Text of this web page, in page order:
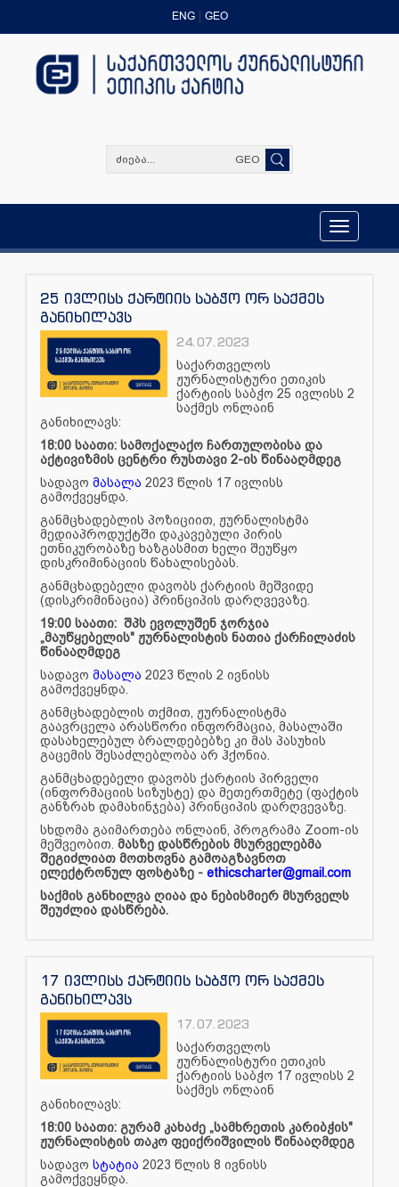
ENG GEO
GEO
Toggle
navigation
25 ივლისს ქარტიის საბჭო ორ საქმეს
განიხილავს
24.07.2023
საქართველოს
ჟურნალისტური ეთიკის
ქარტიის საბჭო 25 ივლისს 2
საქმეს ონლაინ
განიხილავს:
18:00 საათი: სამოქალაქო ჩართულობისა და
აქტივიზმის ცენტრი რუსთავი 2-ის წინააღმდეგ
სადავო მასალა 2023 წლის 17 ივლისს
გამოქვეყნდა.
განმცხადებლის პოზიციით, ჟურნალისტმა
მედიაპროდუქტში დაკავებული პირის
ეთნიკურობაზე ხაზგასმით ხელი შეუწყო
დისკრიმინაციის წახალისებას.
განმცხადებელი დავობს ქარტიის მეშვიდე
(დისკრიმინაცია) პრინციპის დარღვევაზე.
19:00 საათი: შპს ევოლუშენ ჯორჯია
„მაუწყებელის" ჟურნალისტის ნათია ქარჩილაძის
წინააღმდეგ
სადავო მასალა 2023 წლის 2 ივნისს
გამოქვეყნდა.
განმცხადებლის თქმით, ჟურნალისტმა
გაავრცელა არასწორი ინფორმაცია, მასალაში
დასახელებულ ბრალდებებზე კი მას პასუხის
გაცემის შესაძლებლობა არ ჰქონია.
განმცხადებელი დავობს ქარტიის პირველი
(ინფორმაციის სიზუსტე) და მეთერთმეტე (ფაქტის
განზრახ დამახინჯება) პრინციპის დარღვევაზე.
სხდომა გაიმართება ონლაინ, პროგრამა Zoom-ის
მეშვეობით. მასზე დასწრების მსურველებმა
შეგიძლიათ მოთხოვნა გამოაგზავნოთ
ელექტრონულ ფოსტაზე - ethicscharter@gmail.com
საქმის განხილვა ღიაა და ნებისმიერ მსურველს
შეუძლია დასწრება.
17 ივლისს ქარტიის საბჭო ორ საქმეს
განიხილავს
17.07.2023
საქართველოს
ჟურნალისტური ეთიკის
ქარტიის საბჭო 17 ივლისს 2
საქმეს ონლაინ
განიხილავს:
18:00 საათი: გურამ კახაძე „სამხრეთის კარიბჭის"
ჟურნალისტის თაკო ფეიქრიშვილის წინააღმდეგ
სადავო სტატია 2023 წლის 8 ივნისს
გამოქვეყნდა.